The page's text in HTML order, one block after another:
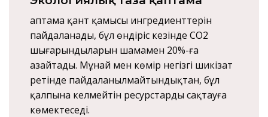
Қаптама қант қамысы ингредиенттерін
пайдаланады, бұл өндіріс кезінде CO2
шығарындыларын шамамен 20%-ға
азайтады. Мұнай мен көмір негізгі шикізат
ретінде пайдаланылмайтындықтан, бұл
қалпына келмейтін ресурстарды сақтауға
көмектеседі.